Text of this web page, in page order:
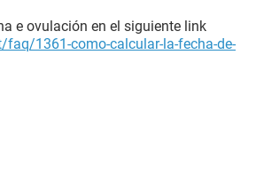
e ovulación en el siguiente link
1361-como-calcular-la-fecha-de-